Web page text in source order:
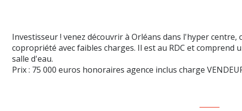
Investisseur ! venez découvrir à Orléans dans l'hyper centre,
copropriété avec faibles charges. Il est au RDC et comprend
salle d'eau.
Prix : 75 000 euros honoraires agence inclus charge